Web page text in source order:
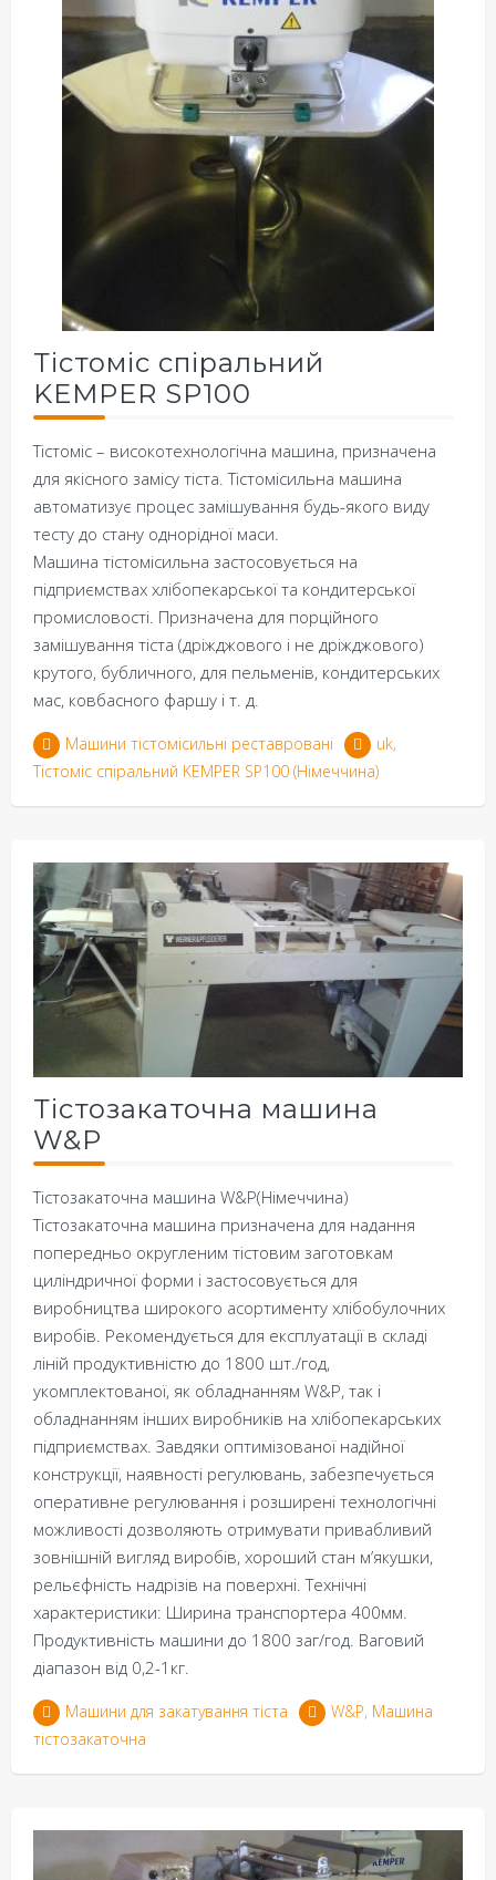
Тістоміс спіральний
KEMPER SP100
Тістоміс – високотехнологічна машина, призначена
для якісного замісу тіста. Тістомісильна машина
автоматизує процес замішування будь-якого виду
тесту до стану однорідної маси.
Машина тістомісильна застосовується на
підприємствах хлібопекарської та кондитерської
промисловості. Призначена для порційного
замішування тіста (дріжджового і не дріжджового)
крутого, бубличного, для пельменів, кондитерських
мас, ковбасного фаршу і т. д.
Машини тістомісильні реставровані uk,
Тістоміс спіральний KEMPER SP100 (Німеччина)
Тістозакаточна машина
W&P
Тістозакаточна машина W&P(Німеччина)
Тістозакаточна машина призначена для надання
попередньо округленим тістовим заготовкам
циліндричної форми і застосовується для
виробництва широкого асортименту хлібобулочних
виробів. Рекомендується для експлуатації в складі
ліній продуктивністю до 1800 шт./год,
укомплектованої, як обладнанням W&P, так і
обладнанням інших виробників на хлібопекарських
підприємствах. Завдяки оптимізованої надійної
конструкції, наявності регулювань, забезпечується
оперативне регулювання і розширені технологічні
можливості дозволяють отримувати привабливий
зовнішній вигляд виробів, хороший стан м’якушки,
рельєфність надрізів на поверхні. Технічні
характеристики: Ширина транспортера 400мм.
Продуктивність машини до 1800 заг/год. Ваговий
діапазон від 0,2-1кг.
Машини для закатування тіста W&P, Машина
тістозакаточна